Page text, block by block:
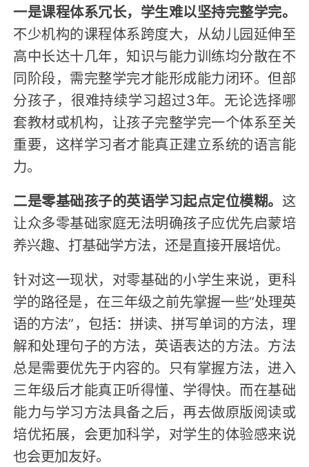
一是课程体系冗长，学生难以坚持完整学完。
不少机构的课程体系跨度大，从幼儿园延伸至
高中长达十几年，知识与能力训练均分散在不
同阶段，需完整学完才能形成能力闭环。但部
分孩子，很难持续学习超过3年。无论选择哪
套教材或机构，让孩子完整学完一个体系至关
重要，这样学习者才能真正建立系统的语言能
力。
二是零基础孩子的英语学习起点定位模糊。 这
让众多零基础家庭无法明确孩子应优先启蒙培
养兴趣、打基础学方法，还是直接开展培优。
针对这一现状，对零基础的小学生来说，更科
学的路径是，在三年级之前先掌握一些“处理英
语的方法”，包括：拼读、拼写单词的方法，理
解和处理句子的方法，英语表达的方法。方法
总是需要优先于内容的。只有掌握方法，进入
三年级后才能真正听得懂、学得快。而在基础
能力与学习方法具备之后，再去做原版阅读或
培优拓展，会更加科学，对学生的体验感来说
也会更加友好。